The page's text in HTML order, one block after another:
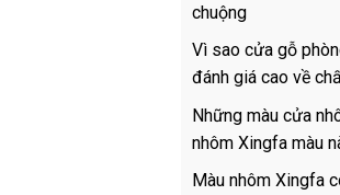
chuộng
Vì sao cửa gỗ
đánh giá cao về
Những màu cửa
nhôm Xingfa màu
Màu nhôm Xingfa